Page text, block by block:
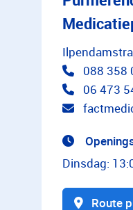
088 358
06 473
Dinsdag:
Route